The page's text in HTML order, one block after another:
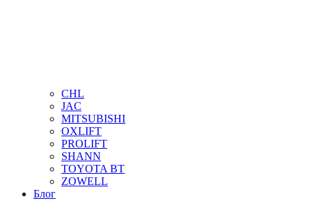
CHL
JAC
MITSUBISHI
OXLIFT
PROLIFT
SHANN
TOYOTA BT
ZOWELL
Блог